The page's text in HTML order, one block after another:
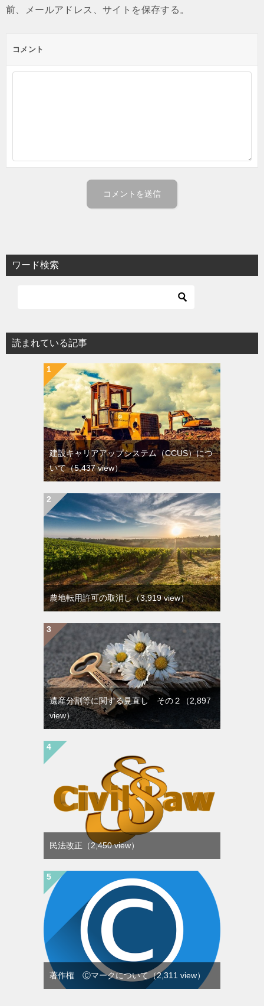
前、メールアドレス、サイトを保存する。
コメント
ワード検索
読まれている記事
建設キャリアアップシステム（CCUS）につ
いて（5,437 view）
農地転用許可の取消し（3,919 view）
遺産分割等に関する見直し その２
（2,897
view）
民法改正 （2,450 view）
著作権 Ⓒマークについて （2,311 view）